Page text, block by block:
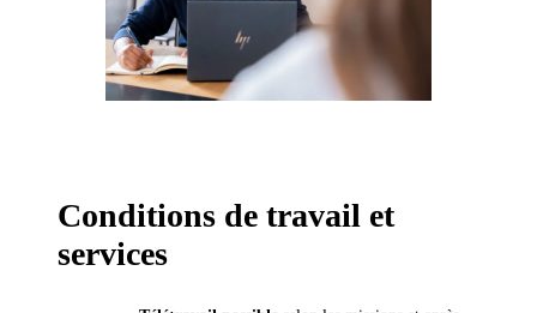
Conditions de travail et
services